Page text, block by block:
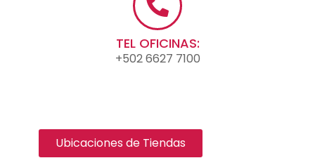
TEL OFICINAS:
+502 6627 7100
Ubicaciones de Tiendas